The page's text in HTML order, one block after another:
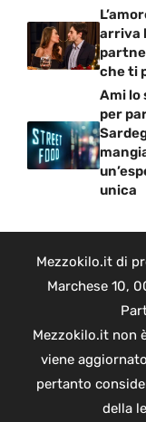
arriva
che ti
Ami lo
per
unica
Mezzokilo.it di
Marchese 10,
Mezzokilo.it non
viene
pertanto
della